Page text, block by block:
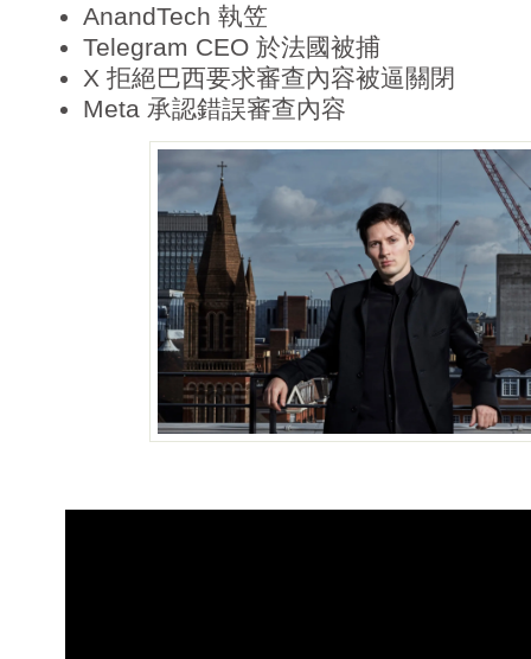
AnandTech 執笠
Telegram CEO 於法國被捕
X 拒絕巴西要求審查內容被逼關閉
Meta 承認錯誤審查內容